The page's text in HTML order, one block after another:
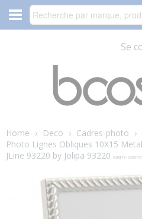
Se
Home › Deco › Cadres-photo ›
Photo Lignes Obliques 10X15
JLine 93220 by Jolipa 93220 cadre-